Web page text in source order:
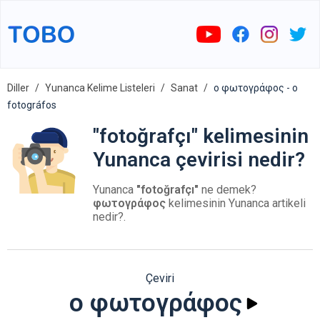
Diller Yunanca Kelime Listeleri Sanat
ο φωτογράφος - o
fotográfos
"fotoğrafçı" kelimesinin
Yunanca çevirisi nedir?
Yunanca "fotoğrafçı" ne demek?
φωτογράφος kelimesinin Yunanca artikeli
nedir?.
Çeviri
ο φωτογράφος